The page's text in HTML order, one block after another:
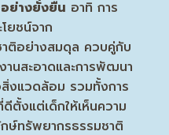
ย่างยั่งยืน อาทิ การ
ยชน์จาก
ติอย่างสมดุล ควบคู่กับ
านสะอาดและการพัฒนา
งแวดล้อม รวมทั้งการ
ตั้งแต่เด็กให้เห็นความ
ษ์ทรัพยากรธรรมชาติ